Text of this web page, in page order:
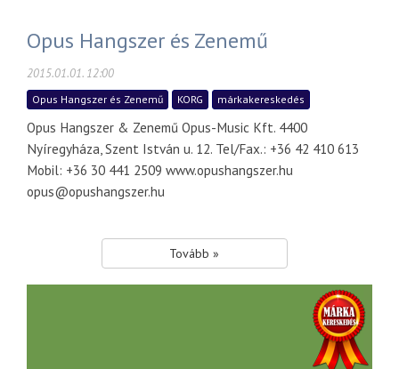
Opus Hangszer és Zenemű
2015.01.01. 12:00
Opus Hangszer és Zenemű KORG márkakereskedés
Opus Hangszer & Zenemű Opus-Music Kft. 4400
Nyíregyháza, Szent István u. 12. Tel/Fax.: +36 42 410 613
Mobil: +36 30 441 2509 www.opushangszer.hu
opus@opushangszer.hu
Tovább »